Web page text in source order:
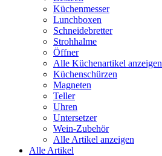
Küchenmesser
Lunchboxen
Schneidebretter
Strohhalme
Öffner
Alle Küchenartikel anzeigen
Küchenschürzen
Magneten
Teller
Uhren
Untersetzer
Wein-Zubehör
Alle Artikel anzeigen
Alle Artikel